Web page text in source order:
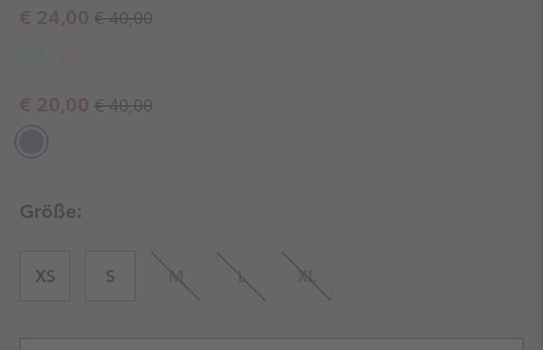
Sale price:
€ 24,00 Regular price:
€ 40,00
Sale price:
€ 20,00 Regular price:
€ 40,00
Größe:
XS S M L XL